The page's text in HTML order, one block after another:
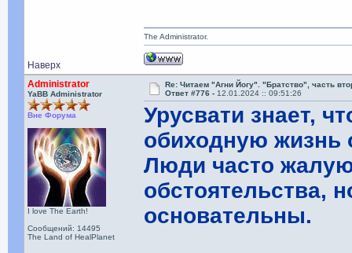
Наверх
The Administrator.
Administrator
YaBB Administrator
Вне Форума
I love The Earth!
Сообщений: 14495
The Land of HealPlanet
Re: Читаем "Агни Йогу". "Братство", часть
Ответ #776 - 12.01.2024 :: 09:51:26
Урусвати знает,
обиходную жизнь
Люди часто
обстоятельства,
основательны.